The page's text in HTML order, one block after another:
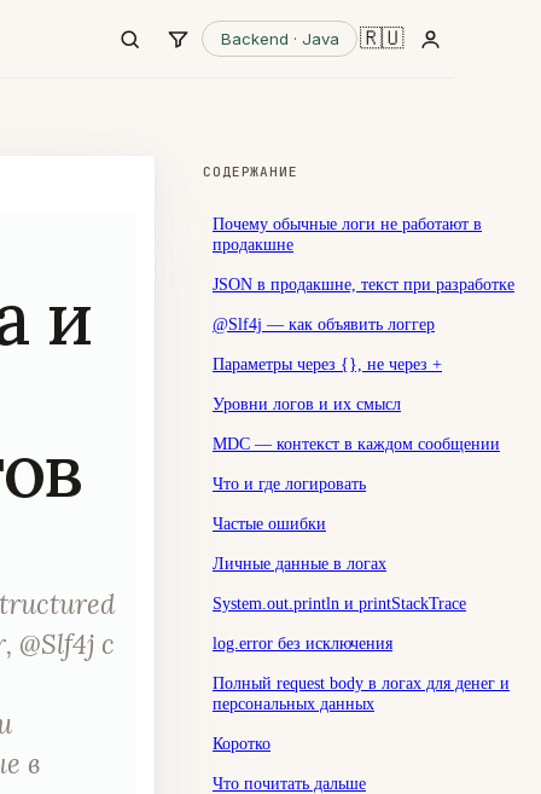
Backend · Java 🇷🇺
и
@Slf4j с
в
СОДЕРЖАНИЕ
Почему обычные логи не работают в
продакшне
JSON в продакшне, текст при разработке
@Slf4j — как объявить логгер
Параметры через {}, не через +
Уровни логов и их смысл
MDC — контекст в каждом сообщении
Что и где логировать
Частые ошибки
Личные данные в логах
System.out.println и printStackTrace
log.error без исключения
Полный request body в логах для денег и
персональных данных
Коротко
Что почитать дальше